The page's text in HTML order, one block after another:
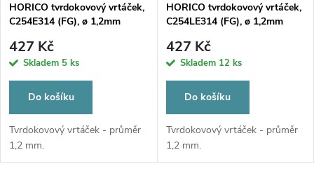
HORICO tvrdokovový vrtáček,
C254E314 (FG), ø 1,2mm
427 Kč
Skladem 5 ks
Do košíku
Tvrdokovový vrtáček - průměr
1,2 mm.
HORICO tvrdokovový vrtáček,
C254LE314 (FG), ø 1,2mm
427 Kč
Skladem 12 ks
Do košíku
Tvrdokovový vrtáček - průměr
1,2 mm.